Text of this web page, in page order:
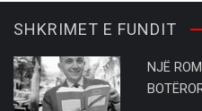
SHKRIMET E FUNDIT
NJË